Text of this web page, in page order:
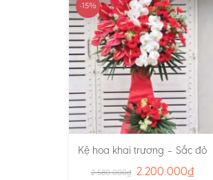
-15%
Kệ hoa khai trương – Sắc đỏ
2.580.000₫ 2.200.000₫